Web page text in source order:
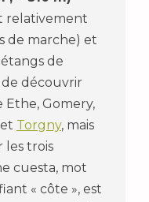
relativement
de marche) et
de
de découvrir
Ethe, Gomery,
Torgny, mais
les trois
cuesta, mot
« côte », est